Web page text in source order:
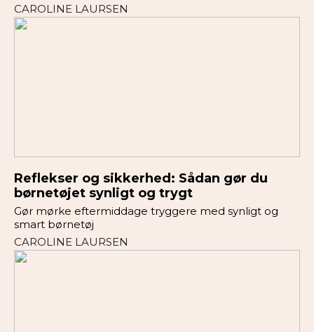
CAROLINE LAURSEN
Reflekser og sikkerhed: Sådan gør du
børnetøjet synligt og trygt
Gør mørke eftermiddage tryggere med synligt og
smart børnetøj
CAROLINE LAURSEN